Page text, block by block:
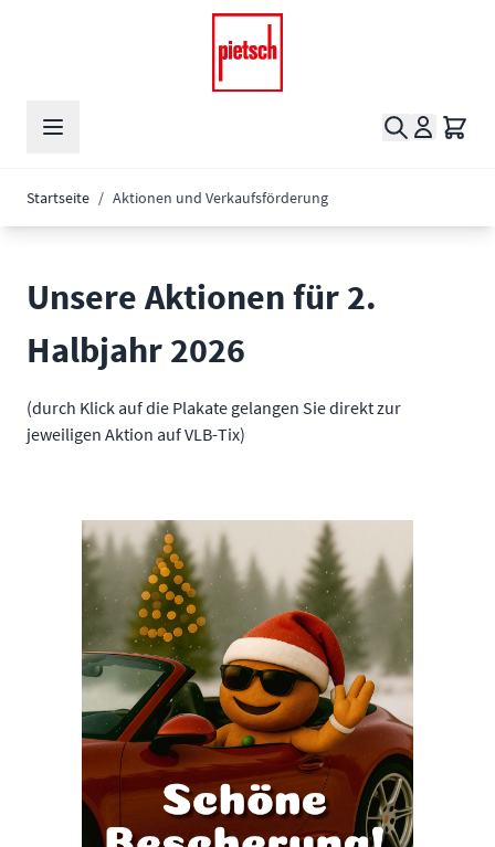
Suche
Startseite / Aktionen und Verkaufsförderung
Unsere Aktionen für 2.
Halbjahr 2026
(durch Klick auf die Plakate gelangen Sie direkt zur
jeweiligen Aktion auf VLB-Tix)